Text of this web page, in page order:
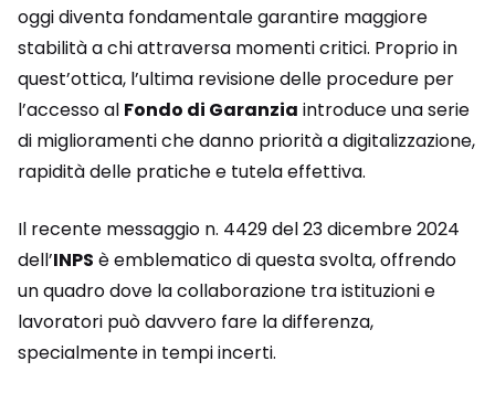
oggi diventa fondamentale garantire maggiore
stabilità a chi attraversa momenti critici. Proprio in
quest’ottica, l’ultima revisione delle procedure per
l’accesso al Fondo di Garanzia introduce una serie
di miglioramenti che danno priorità a digitalizzazione,
rapidità delle pratiche e tutela effettiva.
Il recente messaggio n. 4429 del 23 dicembre 2024
dell’INPS è emblematico di questa svolta, offrendo
un quadro dove la collaborazione tra istituzioni e
lavoratori può davvero fare la differenza,
specialmente in tempi incerti.